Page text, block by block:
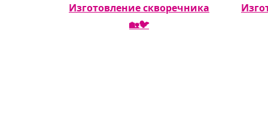
Изготовление скворечника
🏡🐦